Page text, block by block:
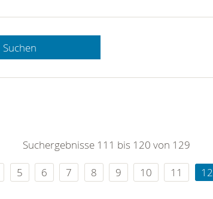
Suchen
Suchergebnisse 111 bis 120 von 129
5 6 7 8 9 10 11 12